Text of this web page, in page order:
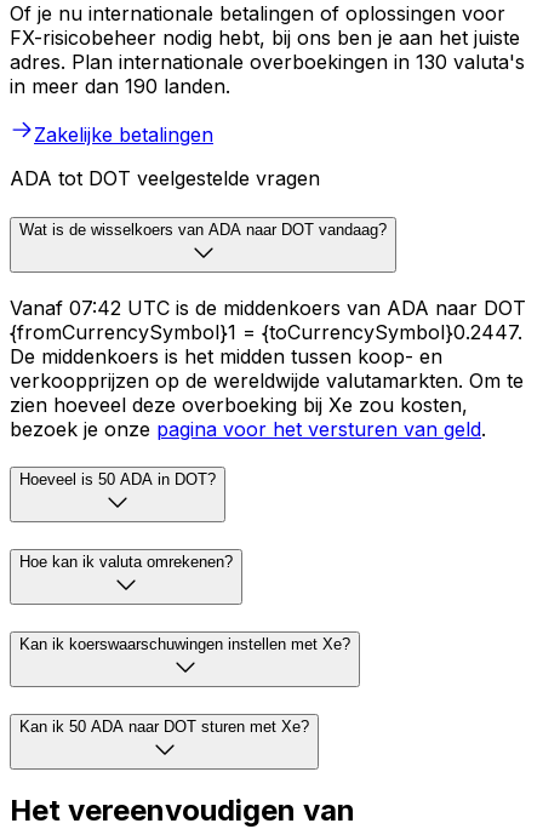
Of je nu internationale betalingen of oplossingen voor
FX-risicobeheer nodig hebt, bij ons ben je aan het juiste
adres. Plan internationale overboekingen in 130 valuta's
in meer dan 190 landen.
Zakelijke betalingen
ADA tot DOT veelgestelde vragen
Wat is de wisselkoers van ADA naar DOT vandaag?
Vanaf 07:42 UTC is de middenkoers van ADA naar DOT
{fromCurrencySymbol}1 = {toCurrencySymbol}0.2447.
De middenkoers is het midden tussen koop- en
verkoopprijzen op de wereldwijde valutamarkten. Om te
zien hoeveel deze overboeking bij Xe zou kosten,
bezoek je onze pagina voor het versturen van geld.
Hoeveel is 50 ADA in DOT?
Hoe kan ik valuta omrekenen?
Kan ik koerswaarschuwingen instellen met Xe?
Kan ik 50 ADA naar DOT sturen met Xe?
Het vereenvoudigen van